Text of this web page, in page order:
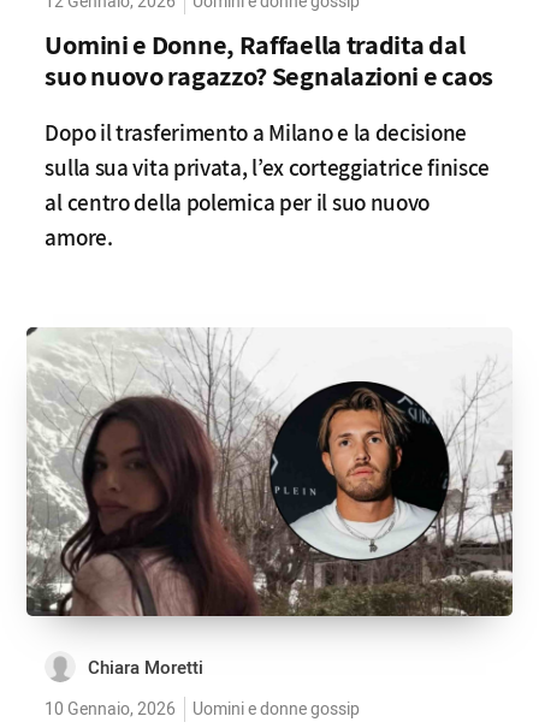
Uomini e Donne, Raffaella tradita dal
suo nuovo ragazzo? Segnalazioni e caos
Dopo il trasferimento a Milano e la decisione
sulla sua vita privata, l’ex corteggiatrice finisce
al centro della polemica per il suo nuovo
amore.
Chiara Moretti
10 Gennaio, 2026 Uomini e donne gossip